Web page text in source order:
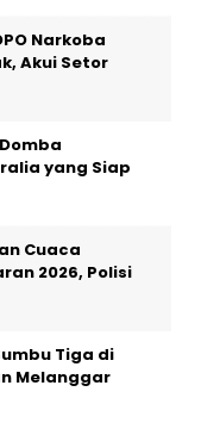
Narkoba
Akui Setor
yang Siap
Cuaca
2026, Polisi
Tiga di
Melanggar